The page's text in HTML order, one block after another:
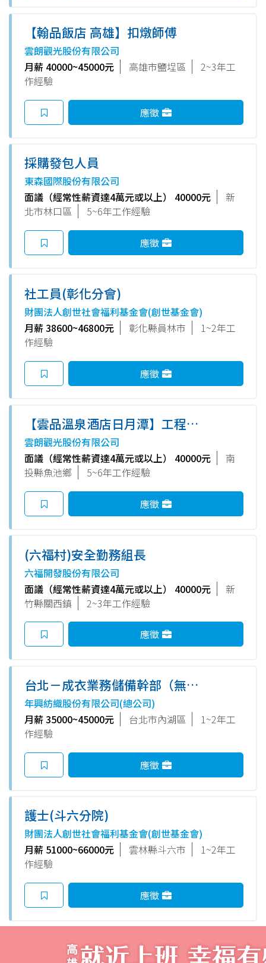
【翰品飯店 高雄】扣燉師傅
雲朗觀光股份有限公司
月薪 40000~45000元
高雄市鹽埕區
2~3年工
作經驗
應徵
採購發包人員
東森國際股份有限公司
面議（經常性薪資達4萬元或以上） 40000元
新
北市林口區
5~6年工作經驗
應徵
社工員(彰化分會)
財團法人創世社會福利基金會(創世基金會)
月薪 38600~46800元
彰化縣員林市
1~2年工
作經驗
應徵
【雲品溫泉酒店日月潭】工程部
主管
雲朗觀光股份有限公司
面議（經常性薪資達4萬元或以上） 40000元
南
投縣魚池鄉
5~6年工作經驗
應徵
(六福村)安全勤務組長
六福開發股份有限公司
面議（經常性薪資達4萬元或以上） 40000元
新
竹縣關西鎮
2~3年工作經驗
應徵
台北－成衣業務儲備幹部（無經
驗可）
年興紡織股份有限公司(總公司)
月薪 35000~45000元
台北市內湖區
1~2年工
作經驗
應徵
護士(斗六分院)
財團法人創世社會福利基金會(創世基金會)
月薪 51000~66000元
雲林縣斗六市
1~2年工
作經驗
應徵